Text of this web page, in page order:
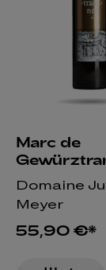
Marc de
Domaine
Meyer
55,90 €*